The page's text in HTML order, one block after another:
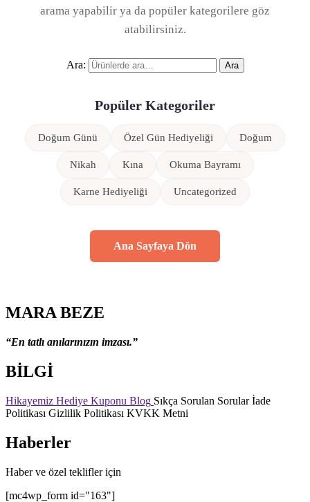
arama yapabilir ya da popüler kategorilere göz
atabilirsiniz.
Ara: Ara
Popüler Kategoriler
Doğum Günü Özel Gün Hediyeliği Doğum
Nikah Kına Okuma Bayramı
Karne Hediyeliği Uncategorized
Ana Sayfaya Dön
MARA BEZE
“En tatlı anılarınızın imzası.”
BİLGİ
Hikayemiz Hediye Kuponu Blog Sıkça Sorulan Sorular İade
Politikası Gizlilik Politikası KVKK Metni
Haberler
Haber ve özel teklifler için
[mc4wp_form id="163"]